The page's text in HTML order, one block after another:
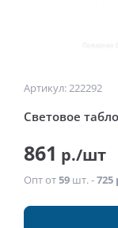
Артикул: 222292
Световое
861 р./шт
Опт от59 шт. -725